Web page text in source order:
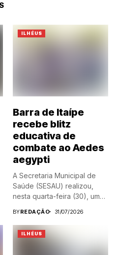
ILHÉUS
Barra de Itaípe
recebe blitz
educativa de
combate ao Aedes
aegypti
A Secretaria Municipal de
Saúde (SESAU) realizou,
nesta quarta-feira (30), uma
BYREDAÇÃO 31/07/2026
ILHÉUS